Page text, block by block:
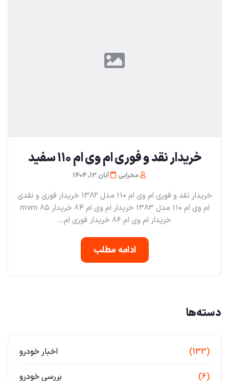
خریدار نقد و فوری ام‌ وی ام ۱۱۰ سفید
محرابی آبان 13, 1404
خریدار نقد و فوری ام وی ام ۱۱۰ مدل ۱۳۸۲ خریدار فوری و نقدی
ام وی ام ۱۱۰ مدل ۱۳۸۳ خریدار ام وی ام ۸۴ خریدار mvm ۸۵
خریدار ام وی ام ۸۶ خریدار فوری ام...
ادامه مطلب
دسته‌ها
اخبار خودرو (133)
بررسی خودرو (6)